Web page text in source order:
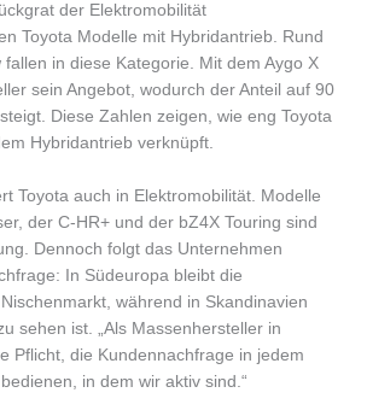
der Elektromobilität
Toyota Modelle mit Hybridantrieb. Rund
in diese Kategorie. Mit dem Aygo X
sein Angebot, wodurch der Anteil auf 90
Diese Zahlen zeigen, wie eng Toyota
Hybridantrieb verknüpft.
Toyota auch in Elektromobilität. Modelle
der C-HR+ und der bZ4X Touring sind
Dennoch folgt das Unternehmen
In Südeuropa bleibt die
während in Skandinavien
sehen ist. „Als Massenhersteller in
Pflicht, die Kundennachfrage in jedem
in dem wir aktiv sind.“